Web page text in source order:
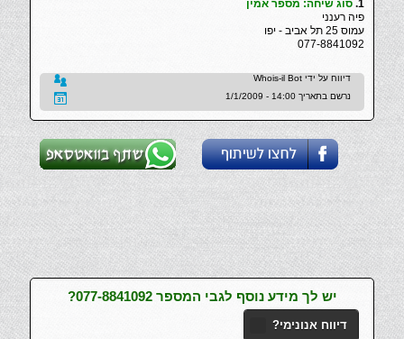
1. סוג שיחה: מספר אמין
פיה רענני
עמוס 25 תל אביב - יפו
077-8841092
דיווח על ידי Whois-il Bot
נרשם בתאריך 14:00 - 1/1/2009
יש לך מידע נוסף לגבי המספר 077-8841092?
דיווח אנונימי?